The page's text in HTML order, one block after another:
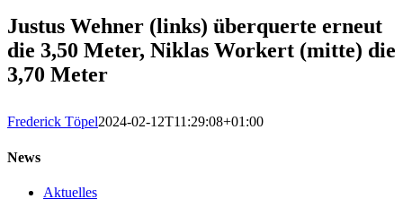
Justus Wehner (links) überquerte erneut
die 3,50 Meter, Niklas Workert (mitte) die
3,70 Meter
Frederick Töpel2024-02-12T11:29:08+01:00
News
Aktuelles